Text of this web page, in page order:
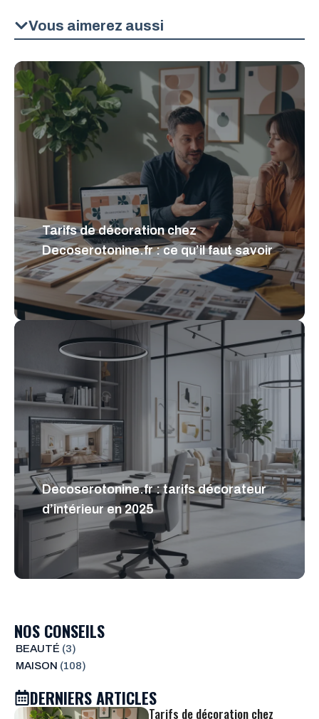
Vous aimerez aussi
Tarifs de décoration chez
Decoserotonine.fr : ce qu’il faut savoir
Decoserotonine.fr : tarifs décorateur
d’intérieur en 2025
NOS CONSEILS
BEAUTÉ (3)
MAISON (108)
DERNIERS ARTICLES
Tarifs de décoration chez